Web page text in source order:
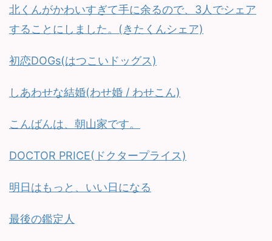
北くんがかわいすぎて手に余るので、3人でシェア
することにしました。(きたくんシェア)
初恋DOGs(はつこいドッグス)
しあわせな結婚(わせ婚 / わせこん)
こんばんは、朝山家です。
DOCTOR PRICE(ドクタープライス)
明日はもっと、いい日になる
最後の鑑定人